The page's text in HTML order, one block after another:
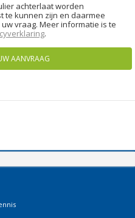
achterlaat worden
te kunnen zijn en daarmee
vraag. Meer informatie is te
.
AANVRAAG